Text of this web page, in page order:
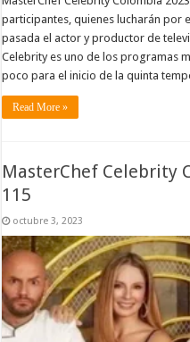
participantes, quienes lucharán por
pasada el actor y productor de
Celebrity es uno de los programas
poco para el inicio de la quinta
Read More »
MasterChef Celebrity
115
octubre 3, 2023